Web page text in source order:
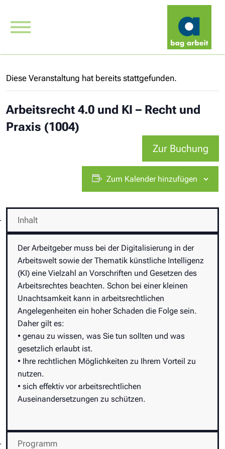
Diese Veranstaltung hat bereits stattgefunden.
Arbeitsrecht 4.0 und KI – Recht und
Praxis (1004)
Zur Buchung
Zum Kalender hinzufügen
Inhalt
Der Arbeitgeber muss bei der Digitalisierung in der
Arbeitswelt sowie der Thematik künstliche Intelligenz
(KI) eine Vielzahl an Vorschriften und Gesetzen des
Arbeitsrechtes beachten. Schon bei einer kleinen
Unachtsamkeit kann in arbeitsrechtlichen
Angelegenheiten ein hoher Schaden die Folge sein.
Daher gilt es:
• genau zu wissen, was Sie tun sollten und was
gesetzlich erlaubt ist.
• Ihre rechtlichen Möglichkeiten zu Ihrem Vorteil zu
nutzen.
• sich effektiv vor arbeitsrechtlichen
Auseinandersetzungen zu schützen.
Programm